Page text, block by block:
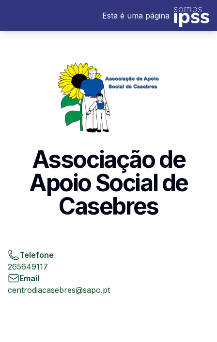
Esta é uma página
Associação de
Apoio Social de
Casebres
Telefone
265649117
Email
centrodiacasebres@sapo.pt